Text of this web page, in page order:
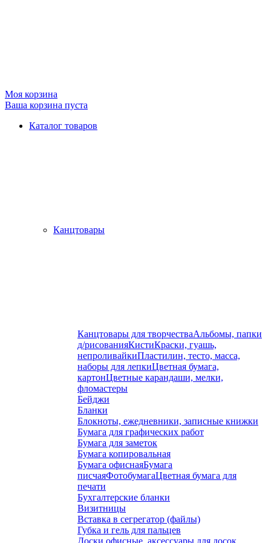
Моя корзина
Ваша корзина пуста
Каталог товаров
Канцтовары
Канцтовары для творчестваАльбомы, папки
д/рисованияКистиКраски, гуашь,
непроливайкиПластилин, тесто, масса,
наборы для лепкиЦветная бумага,
картонЦветные карандаши, мелки,
фломастеры
Бейджи
Бланки
Блокноты, ежедневники, записные книжки
Бумага для графических работ
Бумага для заметок
Бумага копировальная
Бумага офиснаяБумага
писчаяФотобумагаЦветная бумага для
печати
Бухгалтерские бланки
Визитницы
Вставка в сегрегатор (файлы)
Губка и гель для пальцев
Доски офисные, аксессуары для досок,